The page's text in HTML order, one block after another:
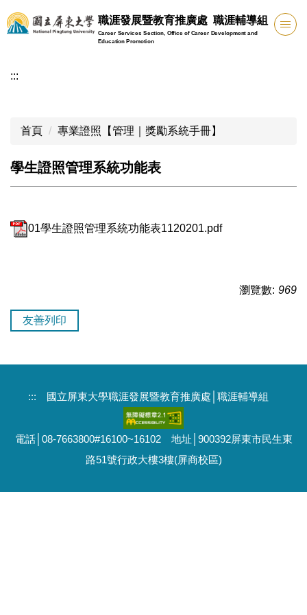
跳
到
內
職涯發展暨教育推廣處 職涯輔導組
Career Services Section, Office of Career Development and
Education Promotion
:::
首頁 專業證照【管理｜獎勵系統手冊】
學生證照管理系統功能表
01學生證照管理系統功能表1120201.pdf
瀏覽數: 969
友善列印
::: 國立屏東大學職涯發展暨教育推廣處│職涯輔導組
電話│08-7663800#16100~16102 地址│900392屏東市民生東
路51號行政大樓3樓(屏商校區)